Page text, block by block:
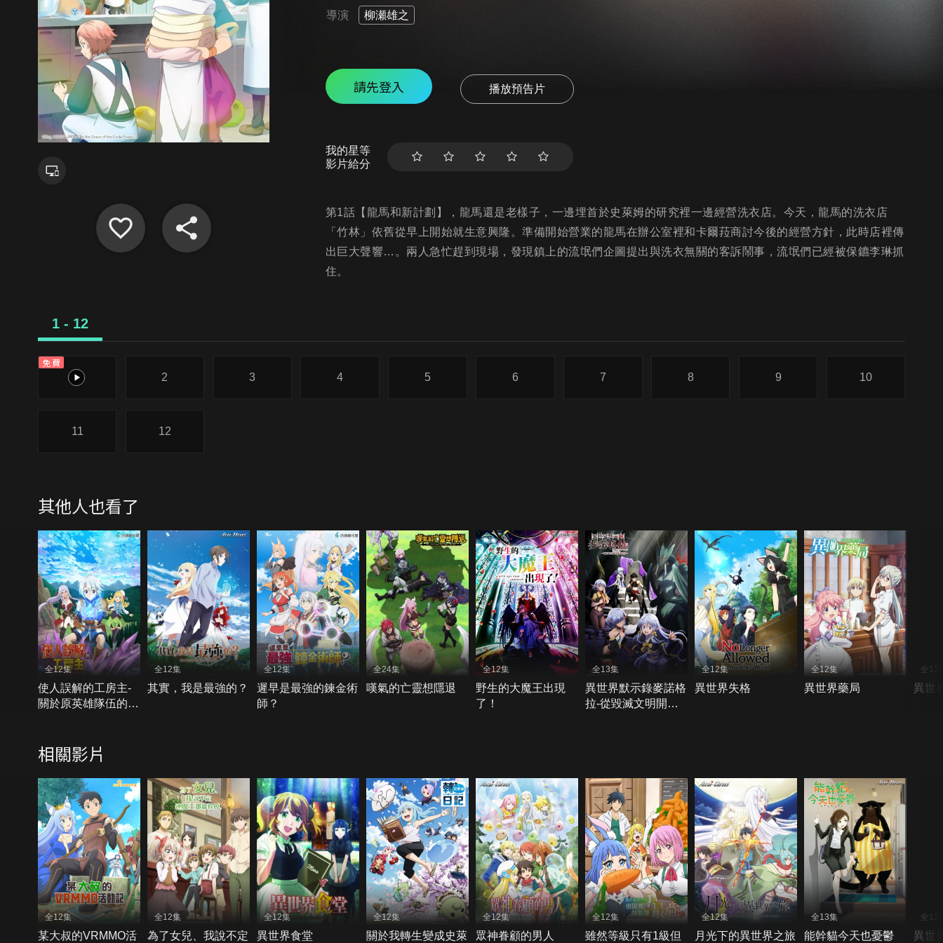
導演 柳瀬雄之
請先登入 播放預告片
我的星等
影片給分
第1話【龍馬和新計劃】，龍馬還是老樣子，一邊埋首於史萊姆的研究裡一邊經營洗衣店。今天，龍馬的洗衣店
「竹林」依舊從早上開始就生意興隆。準備開始營業的龍馬在辦公室裡和卡爾菈商討今後的經營方針，此時店裡傳
出巨大聲響…。兩人急忙趕到現場，發現鎮上的流氓們企圖提出與洗衣無關的客訴鬧事，流氓們已經被保鑣李琳抓
住。
1 - 12
免費
1
2 3 4 5 6 7 8 9 10
11 12
其他人也看了
全12集
使人誤解的工房主-
關於原英雄隊伍的雜
的故事
全12集
其實，我是最強的？
全12集
遲早是最強的鍊金術
師？
全24集
嘆氣的亡靈想隱退
全12集
野生的大魔王出現
了！
全13集
異世界默示錄麥諾格
拉-從毀滅文明開始
全12集
異世界失格
全12集
異世界藥局
全12
異世
相關影片
全12集
某大叔的VRMMO活
全12集
為了女兒、我說不定
全12集
異世界食堂
全12集
關於我轉生變成史萊
全12集
眾神眷顧的男人
全12集
雖然等級只有1級但
全12集
月光下的異世界之旅
全13集
能幹貓今天也憂鬱
全12
異世